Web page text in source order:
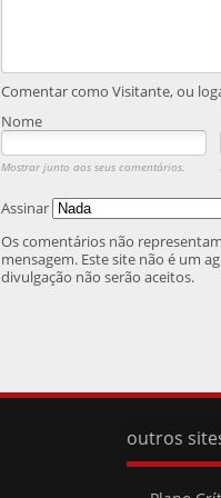
Comentar como Visitante, ou
Nome
Mostrar junto aos seus comentários.
Assinar
Os comentários não
mensagem. Este site não é um
divulgação não serão aceitos.
outros